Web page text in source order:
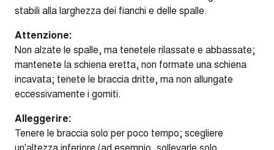
stabili alla larghezza dei fianchi e delle spalle.
Attenzione:
Non alzate le spalle, ma tenetele rilassate e abbassate;
mantenete la schiena eretta, non formate una schiena
incavata; tenete le braccia dritte, ma non allungate
eccessivamente i gomiti.
Alleggerire:
Tenere le braccia solo per poco tempo; scegliere